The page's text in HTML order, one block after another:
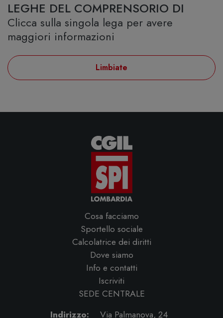
LEGHE DEL COMPRENSORIO DI
Clicca sulla singola lega per avere
maggiori informazioni
Limbiate
Cosa facciamo
Sportello sociale
Calcolatrice dei diritti
Dove siamo
Info e contatti
Iscriviti
SEDE CENTRALE
Indirizzo:
Via Palmanova, 24